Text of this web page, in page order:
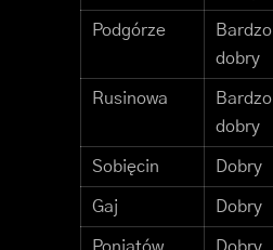
Podgórze
Bardzo
dobry
Rusinowa
Bardzo
dobry
Sobięcin Dobry
Gaj Dobry